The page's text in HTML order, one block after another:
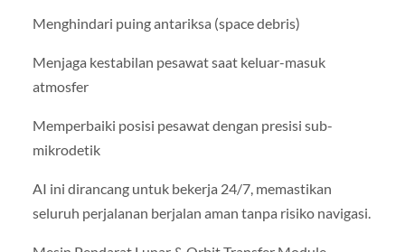
Menghindari puing antariksa (space debris)
Menjaga kestabilan pesawat saat keluar-masuk
atmosfer
Memperbaiki posisi pesawat dengan presisi sub-
mikrodetik
AI ini dirancang untuk bekerja 24/7, memastikan
seluruh perjalanan berjalan aman tanpa risiko navigasi.